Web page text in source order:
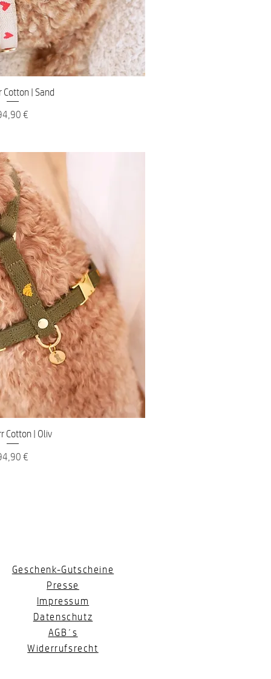
Cotton | Sand
€
Cotton | Oliv
€
Geschenk-Gutscheine
Presse
Impressum
Datenschutz
AGB´s
Widerrufsrecht